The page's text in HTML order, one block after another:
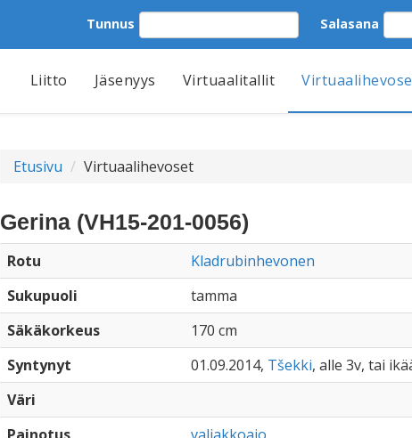
Tunnus Salasana
Liitto Jäsenyys Virtuaalitallit
Etusivu Virtuaalihevoset
Gerina (VH15-201-0056)
Rotu
Kladrubinhevonen
Sukupuoli
tamma
Säkäkorkeus
170 cm
Syntynyt
01.09.2014, Tšekki, alle 3v, tai
Väri